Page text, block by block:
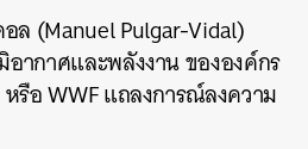
ล (Manuel Pulgar-Vidal)
ากาศและพลังงาน ขององค์กร
รือ WWF แถลงการณ์ลงความ